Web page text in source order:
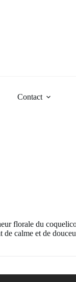
Contact
florale du
de calme et de